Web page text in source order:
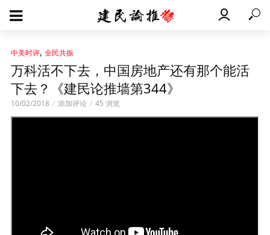
中美时评, 全民共振
万科活不下去，中国房地产还有那个能活
下去？《建民论推墙第344》
10/02/2018 添加评论 45 浏览